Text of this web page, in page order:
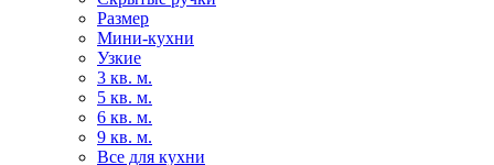
Размер
Мини-кухни
Узкие
3 кв. м.
5 кв. м.
6 кв. м.
9 кв. м.
Все для кухни